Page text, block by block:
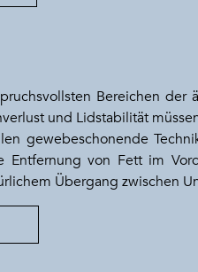
Bereichen der
und Lidstabilität
gewebeschonende
von Fett im
Übergang zwischen